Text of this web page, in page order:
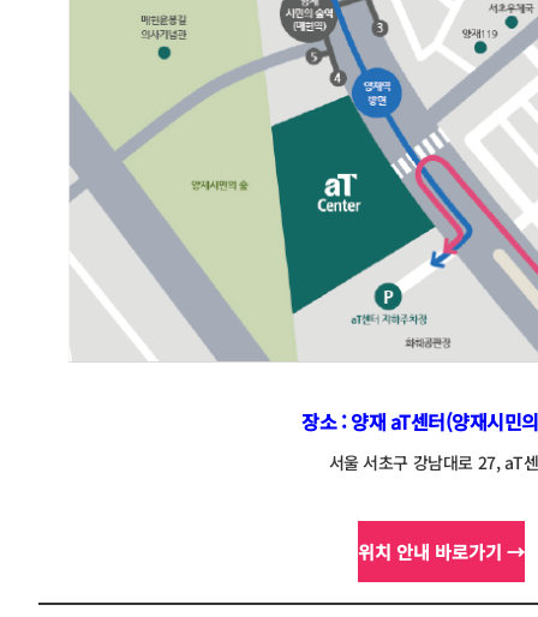
장소 : 양재 aT센터(양재시민
서울 서초구 강남대로 27, aT
위치 안내 바로가기 →